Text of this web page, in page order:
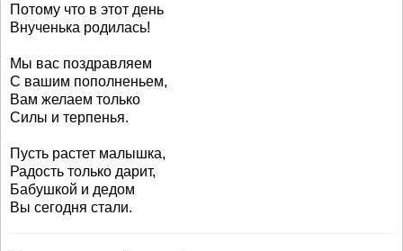
Потому что в этот день
Внученька родилась!
Мы вас поздравляем
С вашим пополненьем,
Вам желаем только
Силы и терпенья.
Пусть растет малышка,
Радость только дарит,
Бабушкой и дедом
Вы сегодня стали.